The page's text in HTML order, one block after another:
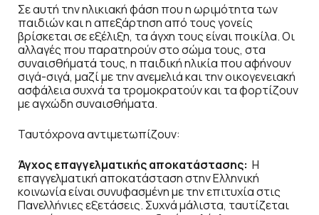
Σε αυτή την ηλικιακή φάση που η ωριμότητα των
παιδιών και η απεξάρτηση από τους γονείς
βρίσκεται σε εξέλιξη, τα άγχη τους είναι ποικίλα. Οι
αλλαγές που παρατηρούν στο σώμα τους, στα
συναισθήματά τους, η παιδική ηλικία που αφήνουν
σιγά-σιγά, μαζί με την ανεμελιά και την οικογενειακή
ασφάλεια συχνά τα τρομοκρατούν και τα φορτίζουν
με αγχώδη συναισθήματα.
Ταυτόχρονα αντιμετωπίζουν:
Άγχος επαγγελματικής αποκατάστασης: Η
επαγγελματική αποκατάσταση στην Ελληνική
κοινωνία είναι συνυφασμένη με την επιτυχία στις
Πανελλήνιες εξετάσεις. Συχνά μάλιστα, ταυτίζεται